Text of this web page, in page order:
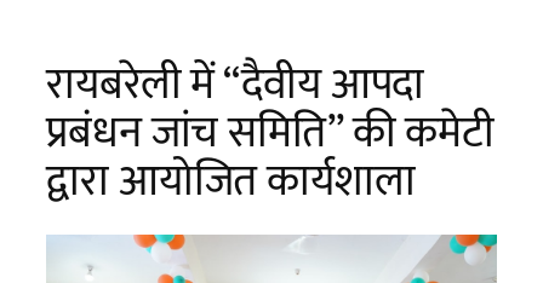
रायबरेली में “दैवीय आपदा
प्रबंधन जांच समिति” की कमेटी
द्वारा आयोजित कार्यशाला